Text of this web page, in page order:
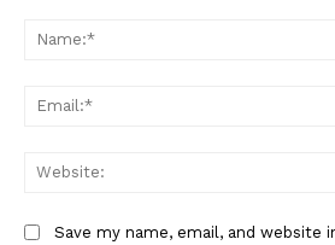
Save my name, email, and website